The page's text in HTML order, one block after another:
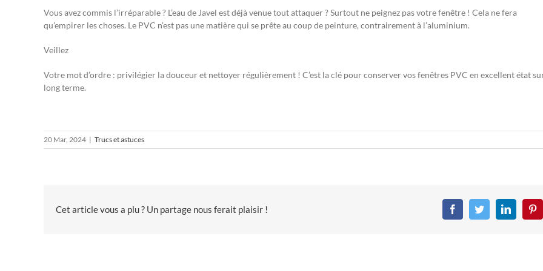
Vous avez commis l’irréparable ? L’eau de Javel est déjà venue tout attaquer ? Surtout ne peignez pas votre fenêtre ! Cela ne fera
qu’empirer les choses. Le PVC n’est pas une matière qui se prête au coup de peinture, contrairement à l’aluminium.
Veillez
Votre mot d’ordre : privilégier la douceur et nettoyer régulièrement ! C’est la clé pour conserver vos fenêtres PVC en excellent état
long terme.
20 Mar, 2024 | Trucs et astuces
Cet article vous a plu ? Un partage nous ferait plaisir ! FacebookTwitterLinkedIn